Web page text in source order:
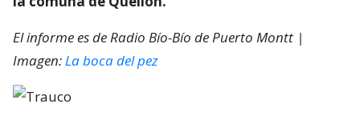
El informe es de Radio Bío-Bío de Puerto Montt |
Imagen:La boca del pez